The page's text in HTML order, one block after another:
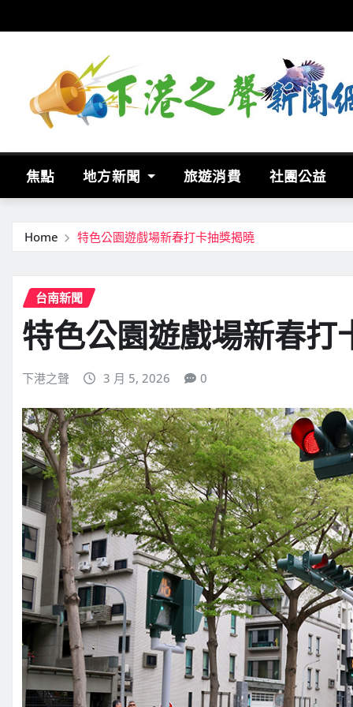
to
焦點 地方新聞 旅遊消費 社團公益
Home 特色公園遊戲場新春打卡抽獎揭曉
台南新聞
特色公園遊戲場新春打
下港之聲 3 月 5, 2026 0